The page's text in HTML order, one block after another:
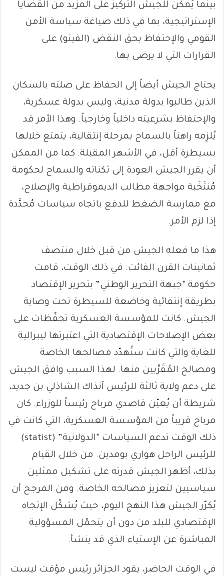
بينما يُمكن للجيش التركيز على المزيد من القضايا
الإستراتيجية، بما في ذلك صياغة سياسة الأمن
القومي والإحتفاظ بحق النقض (الفيتو) على
القرارات التي لا يرضى بها.
يحتاج الجيش أيضاً إلى الحفاظ على صلته بالسكان
الذين طالبوا بدولة مدنية، وليس بدولة عسكرية،
والإحتفاظ بشرعيته داخلياً وخارجياً. وهذا الأمر قد
يُلزِمه راهناً بالسماح بمرحلة إنتقالية، يتمتع خلالها
بسيطرة أقل، في الأشهر المقبلة. كما من الممكن
أن يقرر الجيش العودة إلى ثكناته والسماح لحكومة
مُنتَخَبة مواجهة مطالب الديموقراطية والإصلاح،
مع ممارسة الضغط للدفع باتجاه سياسات مُحدَّدة
إذا لزم الأمر.
هذا ما فعله الجيش من قبل خلال منتصف
ثمانينات القرن الفائت. في ذلك الوقت، قامت
حكومة “جبهة التحرير الوطني” بتحرير الإقتصاد
بطريقة إنتقائية وخاضعة للسيطرة تحت وصاية
الجيش. كانت للمؤسسة العسكرية تحفّظات على
بعض الإصلاحات الإقتصادية التي اعتبرتها ليبرالية
للغاية والتي كانت ستُهدّد مصالحها الخاصة
ومصالح المُقَرَّبين منها. لهذا السبب وافق الجيش
على دعم ولاية ثالثة للرئيس آنذاك الشاذلي بن جديد،
شريطة أن يُعيّن قاصدي مرباح رئيساً للوزراء. كان
مرباح قريباً من المؤسسة العسكرية، التي كانت في
ذلك الوقت تدعم السياسات “الدولانية” (statist)
للرئيس الراحل هواري بومدين. من خلال القيام
بذلك، أظهر الجيش قدرته على تشكيل ممثلين
سياسيين لتعزيز مصالحه الخاصة. ومن المرجح أن
يُكرّر الجيش هذا النهج اليوم، حيث يُشكّل الإتجاه
الإقتصادي للبلد من دون أن يتحمّل المسؤولية
المباشرة عن الإستياء الذي قد ينشأ.
في الوقت الحاضر، يقود الجزائر رئيس مؤقت ليست